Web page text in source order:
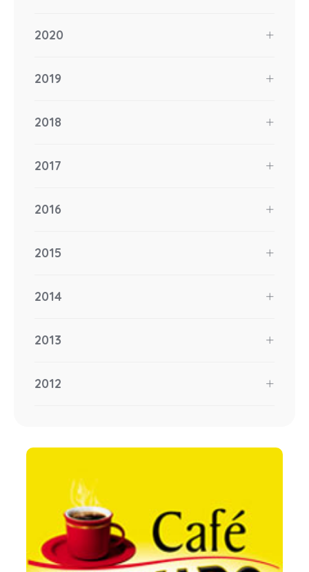
2020
2019
2018
2017
2016
2015
2014
2013
2012